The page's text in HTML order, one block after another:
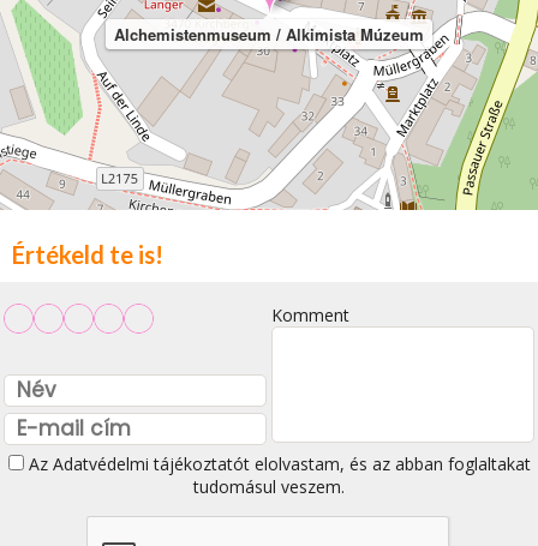
Alchemistenmuseum / Alkimista Múzeum
Értékeld te is!
Komment
Az Adatvédelmi tájékoztatótelolvastam, és az abban foglaltakat
tudomásul veszem.